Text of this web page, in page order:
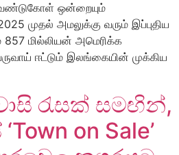
ஒன்றையும்
முதல் அமலுக்கு வரும் இப்புதிய
மில்லியன் அமெரிக்க
ஈட்டும் இலங்கையின் முக்கிய
රැසක් සමඟින්,
on Sale’